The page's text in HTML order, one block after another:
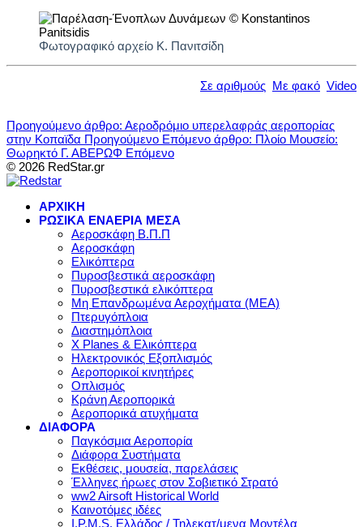
Φωτογραφικό αρχείο Κ. Πανιτσίδη
Σε αριθμούς Με φακό Video
Προηγούμενο άρθρο: Αεροδρόμιο υπερελαφράς αεροπορίας
στην Κοπαϊδα Προηγούμενο Επόμενο άρθρο: Πλοίο Μουσείο:
Θωρηκτό Γ. ΑΒΕΡΩΦ Επόμενο
© 2026 RedStar.gr
ΑΡΧΙΚΗ
ΡΩΣΙΚΑ ΕΝΑΕΡΙΑ ΜΕΣΑ
Αεροσκάφη Β.Π.Π
Αεροσκάφη
Ελικόπτερα
Πυροσβεστικά αεροσκάφη
Πυροσβεστικά ελικόπτερα
Μη Επανδρωμένα Αεροχήματα (ΜΕΑ)
Πτερυγόπλοια
Διαστημόπλοια
X Planes & Ελικόπτερα
Ηλεκτρονικός Εξοπλισμός
Αεροπορικοί κινητήρες
Οπλισμός
Κράνη Αεροπορικά
Αεροπορικά ατυχήματα
ΔΙΑΦΟΡΑ
Παγκόσμια Αεροπορία
Διάφορα Συστήματα
Εκθέσεις, μουσεία, παρελάσεις
Έλληνες ήρωες στον Σοβιετικό Στρατό
ww2 Airsoft Historical World
Καινοτόμες ιδέες
I.P.M.S. Ελλάδος / Τηλεκατ/μενα Μοντέλα